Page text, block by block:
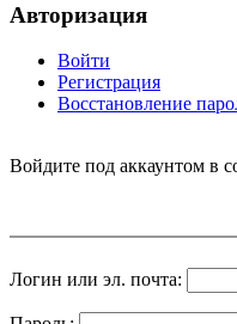
Авторизация
Войти
Регистрация
Восстановление
Войдите под аккаунтом в
Логин или эл. почта: